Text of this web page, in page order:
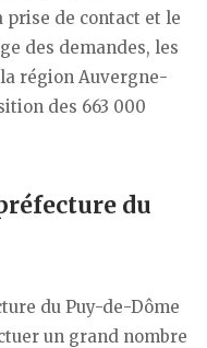
de contact et le
des demandes, les
région Auvergne-
des 663 000
du
du Puy-de-Dôme
un grand nombre